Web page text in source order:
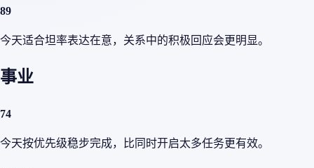
89
今天适合坦率表达在意，关系中的积极回应会更明显。
事业
74
今天按优先级稳步完成，比同时开启太多任务更有效。